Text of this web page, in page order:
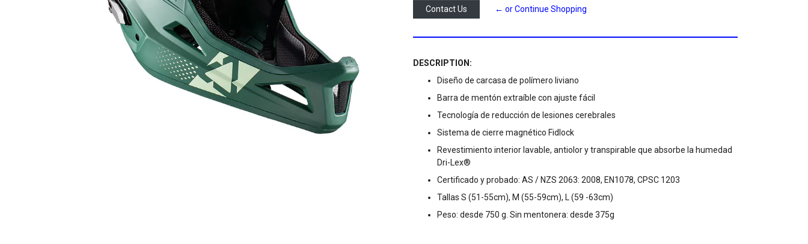
Contact Us ← or Continue Shopping
DESCRIPTION:
Diseño de carcasa de polímero liviano
Barra de mentón extraíble con ajuste fácil
Tecnología de reducción de lesiones cerebrales
Sistema de cierre magnético Fidlock
Revestimiento interior lavable, antiolor y transpirable que absorbe la humedad
Dri-Lex®
Certificado y probado: AS / NZS 2063: 2008, EN1078, CPSC 1203
Tallas S (51-55cm), M (55-59cm), L (59 -63cm)
Peso: desde 750 g. Sin mentonera: desde 375g